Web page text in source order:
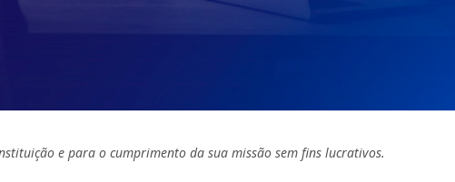
e para o cumprimento da sua missão sem fins lucrativos.